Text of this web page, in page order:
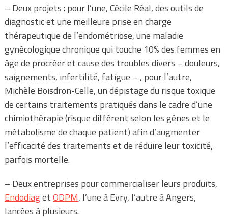
– Deux projets : pour l’une, Cécile Réal, des outils de
diagnostic et une meilleure prise en charge
thérapeutique de l’endométriose, une maladie
gynécologique chronique qui touche 10% des femmes en
âge de procréer et cause des troubles divers – douleurs,
saignements, infertilité, fatigue – , pour l’autre,
Michèle Boisdron-Celle, un dépistage du risque toxique
de certains traitements pratiqués dans le cadre d’une
chimiothérapie (risque différent selon les gènes et le
métabolisme de chaque patient) afin d’augmenter
l’efficacité des traitements et de réduire leur toxicité,
parfois mortelle.
– Deux entreprises pour commercialiser leurs produits,
EndodiagetODPM, l’une à Evry, l’autre à Angers,
lancées à plusieurs.